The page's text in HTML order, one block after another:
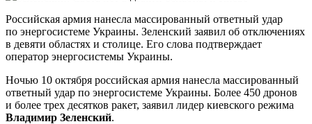
Российская армия нанесла массированный ответный удар
по энергосистеме Украины. Зеленский заявил об отключениях
в девяти областях и столице. Его слова подтверждает
оператор энергосистемы Украины.
Ночью 10 октября российская армия нанесла массированный
ответный удар по энергосистеме Украины. Более 450 дронов
и более трех десятков ракет, заявил лидер киевского режима
Владимир Зеленский.